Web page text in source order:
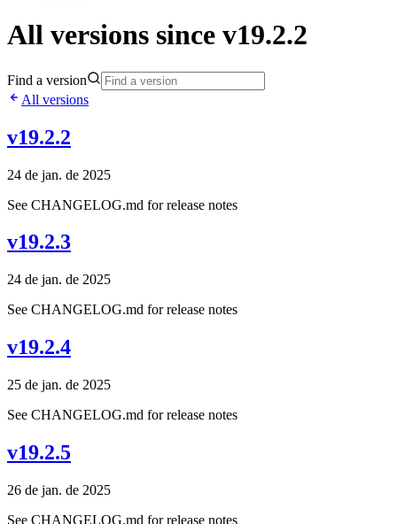
All versions since v19.2.2
Find a version
All versions
v19.2.2
24 de jan. de 2025
See CHANGELOG.md for release notes
v19.2.3
24 de jan. de 2025
See CHANGELOG.md for release notes
v19.2.4
25 de jan. de 2025
See CHANGELOG.md for release notes
v19.2.5
26 de jan. de 2025
See CHANGELOG.md for release notes